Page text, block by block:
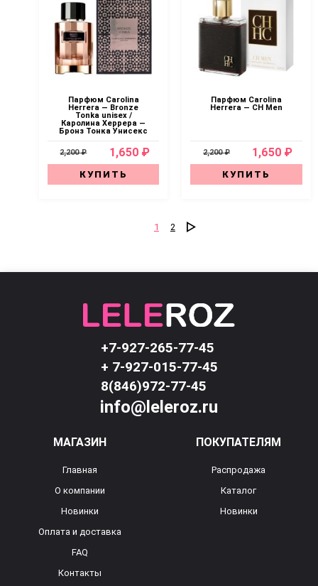
Парфюм Carolina
Herrera — Bronze
Tonka unisex /
Каролина Херрера —
Бронз Тонка Унисекс
2,200 ₽ 1,650 ₽
КУПИТЬ
Парфюм Carolina
Herrera — CH Men
2,200 ₽ 1,650 ₽
КУПИТЬ
1 2
+7-927-265-77-45
+ 7-927-015-77-45
8(846)972-77-45
info@leleroz.ru
МАГАЗИН
Главная
О компании
Новинки
Оплата и доставка
FAQ
Контакты
ПОКУПАТЕЛЯМ
Распродажа
Каталог
Новинки